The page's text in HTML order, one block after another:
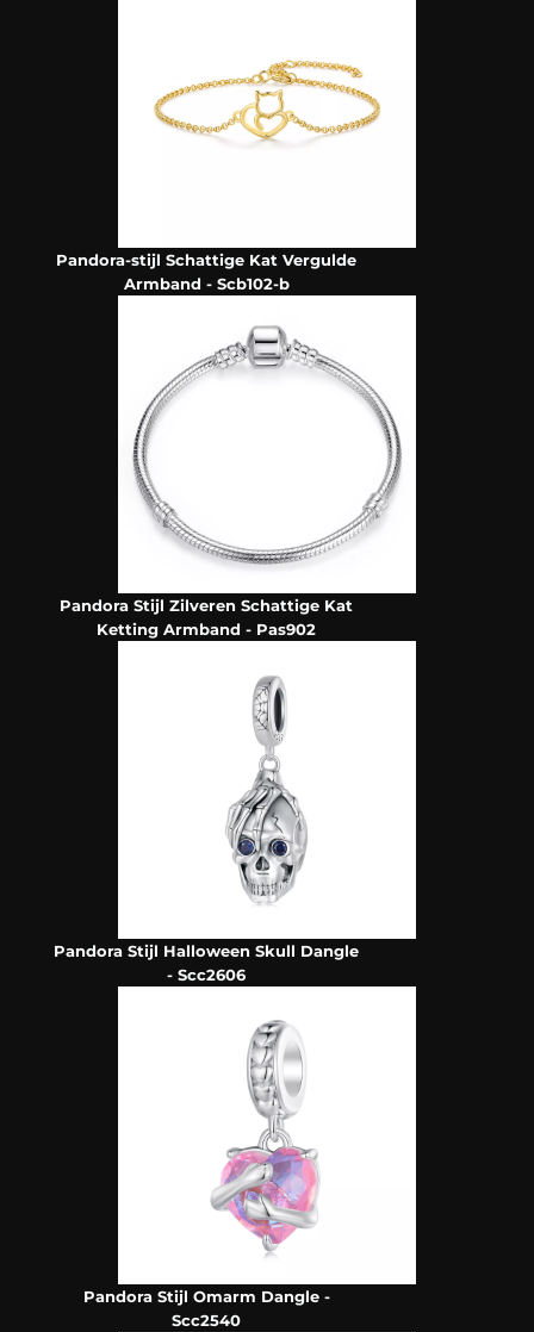
Pandora-stijl Schattige Kat Vergulde
Armband - Scb102-b
Pandora Stijl Zilveren Schattige Kat
Ketting Armband - Pas902
Pandora Stijl Halloween Skull Dangle
- Scc2606
Pandora Stijl Omarm Dangle -
Scc2540